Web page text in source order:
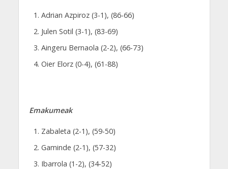
Adrian Azpiroz (3-1), (86-66)
Julen Sotil (3-1), (83-69)
Aingeru Bernaola (2-2), (66-73)
Oier Elorz (0-4), (61-88)
Emakumeak
Zabaleta (2-1), (59-50)
Gaminde (2-1), (57-32)
Ibarrola (1-2), (34-52)